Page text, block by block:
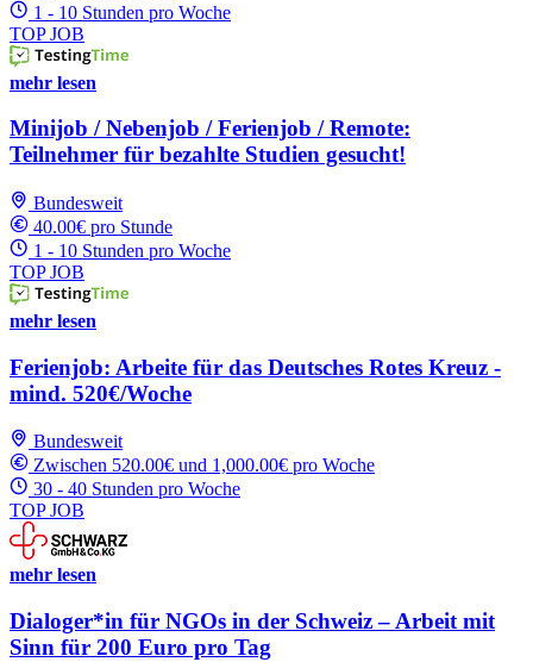
1 - 10 Stunden pro Woche
TOP JOB
mehr lesen
Minijob / Nebenjob / Ferienjob / Remote:
Teilnehmer für bezahlte Studien gesucht!
Bundesweit
40.00€ pro Stunde
1 - 10 Stunden pro Woche
TOP JOB
mehr lesen
Ferienjob: Arbeite für das Deutsches Rotes Kreuz -
mind. 520€/Woche
Bundesweit
Zwischen 520.00€ und 1,000.00€ pro Woche
30 - 40 Stunden pro Woche
TOP JOB
mehr lesen
Dialoger*in für NGOs in der Schweiz – Arbeit mit
Sinn für 200 Euro pro Tag